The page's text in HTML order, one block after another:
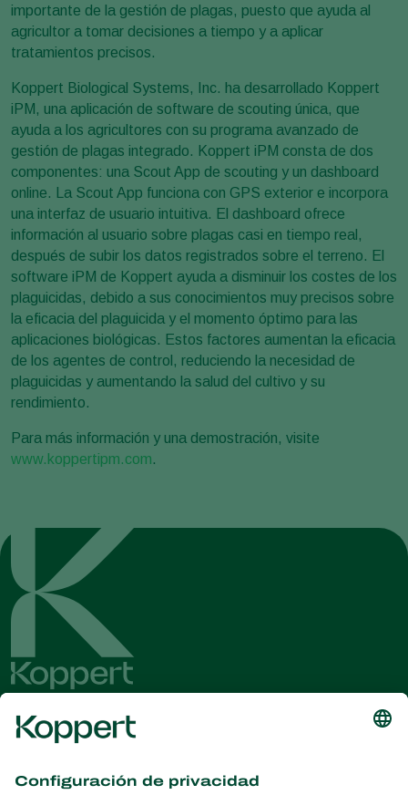
importante de la gestión de plagas, puesto que ayuda al
agricultor a tomar decisiones a tiempo y a aplicar
tratamientos precisos.
Koppert Biological Systems, Inc. ha desarrollado Koppert
iPM, una aplicación de software de scouting única, que
ayuda a los agricultores con su programa avanzado de
gestión de plagas integrado. Koppert iPM consta de dos
componentes: una Scout App de scouting y un dashboard
online. La Scout App funciona con GPS exterior e incorpora
una interfaz de usuario intuitiva. El dashboard ofrece
información al usuario sobre plagas casi en tiempo real,
después de subir los datos registrados sobre el terreno. El
software iPM de Koppert ayuda a disminuir los costes de los
plaguicidas, debido a sus conocimientos muy precisos sobre
la eficacia del plaguicida y el momento óptimo para las
aplicaciones biológicas. Estos factores aumentan la eficacia
de los agentes de control, reduciendo la necesidad de
plaguicidas y aumentando la salud del cultivo y su
rendimiento.
Para más información y una demostración, visite
www.koppertipm.com.
información